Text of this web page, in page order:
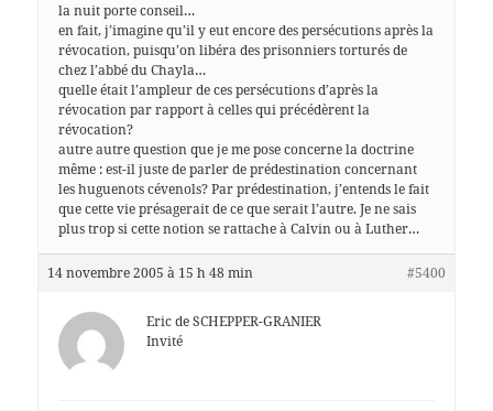
la nuit porte conseil…
en fait, j’imagine qu’il y eut encore des persécutions après la
révocation, puisqu’on libéra des prisonniers torturés de
chez l’abbé du Chayla…
quelle était l’ampleur de ces persécutions d’après la
révocation par rapport à celles qui précédèrent la
révocation?
autre autre question que je me pose concerne la doctrine
même : est-il juste de parler de prédestination concernant
les huguenots cévenols? Par prédestination, j’entends le fait
que cette vie présagerait de ce que serait l’autre. Je ne sais
plus trop si cette notion se rattache à Calvin ou à Luther…
14 novembre 2005 à 15 h 48 min #5400
Eric de SCHEPPER-GRANIER
Invité